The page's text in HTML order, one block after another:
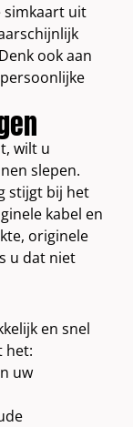
simkaart uit
ook aan
wilt u
slepen.
stijgt bij het
kabel en
originele
u dat niet
en snel
het:
uw